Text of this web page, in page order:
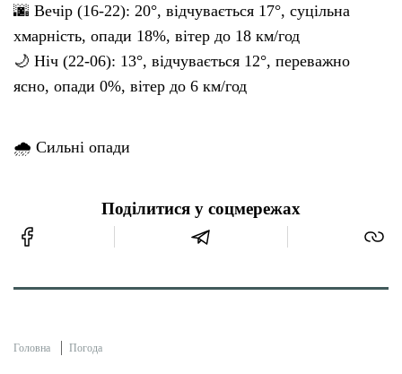
🌆 Вечір (16-22): 20°, відчувається 17°, суцільна
хмарність, опади 18%, вітер до 18 км/год
🌙 Ніч (22-06): 13°, відчувається 12°, переважно
ясно, опади 0%, вітер до 6 км/год
🌧 Сильні опади
Поділитися у соцмережах
Головна Погода